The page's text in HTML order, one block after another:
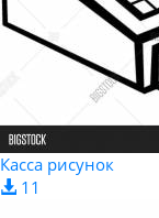
Касса рисунок
11